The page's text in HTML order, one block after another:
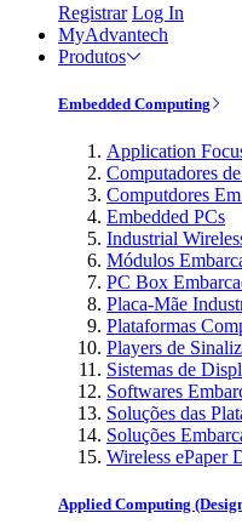
Registrar Log In
MyAdvantech
Produtos
Embedded Computing
Application
Computadores
Computdores
Embedded PCs
Industrial
Módulos
PC Box
Placa-Mãe
Plataformas
Players de
Sistemas de
Softwares
Soluções das
Soluções
Wireless ePaper
Applied Computing